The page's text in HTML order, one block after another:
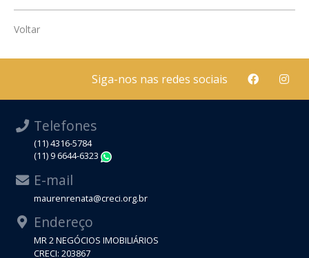
Voltar
Siga-nos nas redes sociais
Telefones
(11) 4316-5784
(11) 9 6644-6323
E-mail
maurenrenata@creci.org.br
Endereço
MR 2 NEGÓCIOS IMOBILIÁRIOS
CRECI: 203867